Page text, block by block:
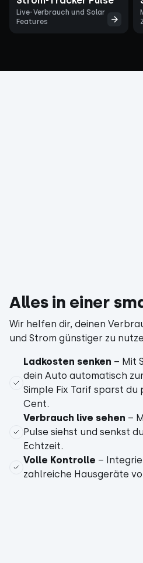
Live-Verbrauch und Solar
Features
Alles in einer
Wir helfen dir, deinen
und Strom günstiger zu
Ladkosten senken – Mit
dein Auto automatisch
Simple Fix Tarif sparst
Cent.
Verbrauch live sehen –
Pulse siehst und senkst
Echtzeit.
Volle Kontrolle –
zahlreiche Hausgeräte